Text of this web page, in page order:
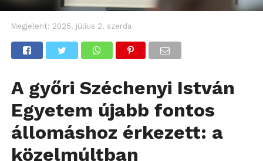
Megjelent: 2025. július 2. szerda
A győri Széchenyi István
Egyetem újabb fontos
állomáshoz érkezett: a
közelmúltban